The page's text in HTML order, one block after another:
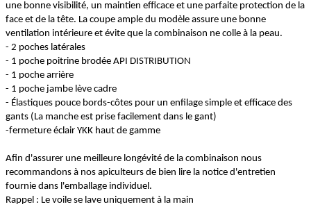
une bonne visibilité, un maintien efficace et une parfaite protection de la
face et de la tête. La coupe ample du modèle assure une bonne
ventilation intérieure et évite que la combinaison ne colle à la peau.
- 2 poches latérales
- 1 poche poitrine brodée API DISTRIBUTION
- 1 poche arrière
- 1 poche jambe lève cadre
- Élastiques pouce bords-côtes pour un enfilage simple et efficace des
gants (La manche est prise facilement dans le gant)
-fermeture éclair YKK haut de gamme
Afin d'assurer une meilleure longévité de la combinaison nous
recommandons à nos apiculteurs de bien lire la notice d'entretien
fournie dans l'emballage individuel.
Rappel : Le voile se lave uniquement à la main